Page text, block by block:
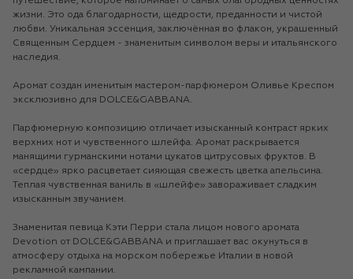
жизни. Это ода благодарности, щедрости, преданности и чистой
любви. Уникальная эссенция, заключённая во флакон, украшенный
Священным Сердцем - знаменитым символом веры и итальянского
наследия.
Аромат создан именитым мастером-парфюмером Оливье Креспом
эксклюзивно для DOLCE&GABBANA.
Парфюмерную композицию отличает изысканный контраст ярких
верхних нот и чувственного шлейфа. Аромат раскрывается
манящими гурманскими нотами цукатов цитрусовых фруктов. В
«сердце» ярко расцветает сияющая свежесть цветка апельсина.
Теплая чувственная ваниль в «шлейфе» завораживает сладким
изысканным звучанием.
Знаменитая певица Кэти Перри стала лицом нового аромата
Devotion от DOLCE&GABBANА и приглашает вас окунуться в
атмосферу отдыха на морском побережье Италии в новой
рекламной кампании.